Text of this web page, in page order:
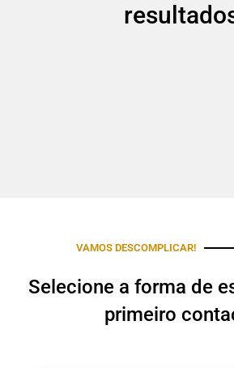
VAMOS DESCOMPLICAR!
Selecione a forma de
primeiro